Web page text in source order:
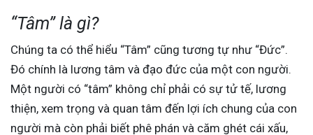
“Tâm” là gì?
Chúng ta có thể hiểu “Tâm” cũng tương tự như “Đức”.
Đó chính là lương tâm và đạo đức của một con người.
Một người có “tâm” không chỉ phải có sự tử tế, lương
thiện, xem trọng và quan tâm đến lợi ích chung của con
người mà còn phải biết phê phán và căm ghét cái xấu,